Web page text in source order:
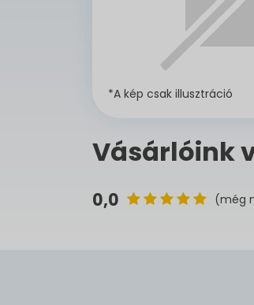
*A kép csak illusztráció
Vásárlóink
0,0 (még